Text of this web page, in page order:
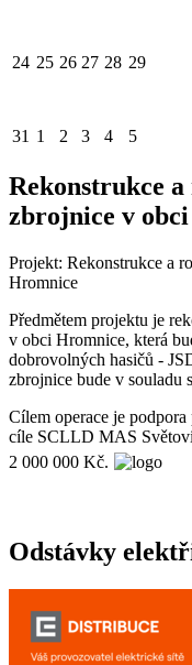
24 25 26 27 28 29
31 1 2 3 4 5
Rekonstrukce
zbrojnice v
Projekt: Rekonstrukce a
Hromnice
Předmětem projektu je
v obci Hromnice, která
dobrovolných hasičů -
zbrojnice bude v souladu
Cílem operace je
cíle SCLLD MAS
2 000 000 Kč.
Odstávky